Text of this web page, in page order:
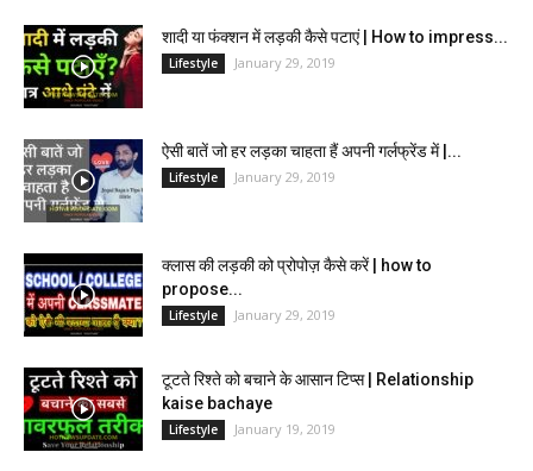
शादी या फंक्शन में लड़की कैसे पटाएं | How to impress...
Lifestyle January 29, 2019
ऐसी बातें जो हर लड़का चाहता हैं अपनी गर्लफ्रेंड में |...
Lifestyle January 29, 2019
क्लास की लड़की को प्रोपोज़ कैसे करें | how to
propose...
Lifestyle January 29, 2019
टूटते रिश्ते को बचाने के आसान टिप्स | Relationship
kaise bachaye
Lifestyle January 19, 2019